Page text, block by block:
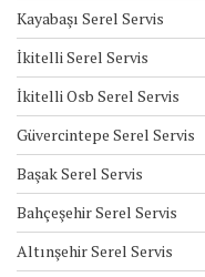
Kayabaşı Serel Servis
İkitelli Serel Servis
İkitelli Osb Serel Servis
Güvercintepe Serel Servis
Başak Serel Servis
Bahçeşehir Serel Servis
Altınşehir Serel Servis